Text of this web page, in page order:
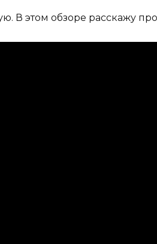
В этом обзоре расскажу